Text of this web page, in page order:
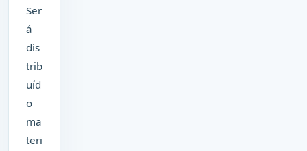
Ser
á
dis
trib
uíd
o
ma
teri